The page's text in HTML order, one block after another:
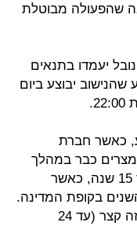
שהפעולה מבוטלת
יעמדו בתנאים
יבוצע ביום
כאשר חברת
כבר במהלך
ינואר. צבר החוזים של ייצוא הגז הוא כ-31 מיליארד דולר לאורך 15 שנה, כאשר
בקופת המדינה.
גם חברת החשמל הישראלית מחכה לגז לאחר שחתמה על חוזה קצר (עד 24